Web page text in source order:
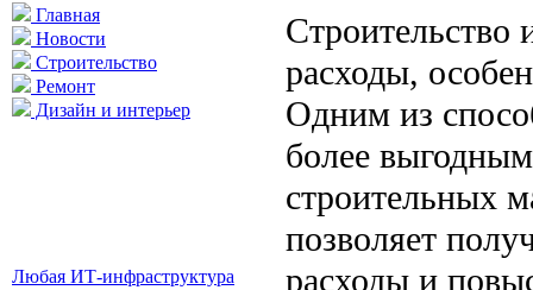
Главная
Новости
Строительство
Ремонт
Дизайн и интерьер
Любая ИТ-инфраструктура
Строительство
расходы,
Одним из
более
строительных
позволяет
расходы и